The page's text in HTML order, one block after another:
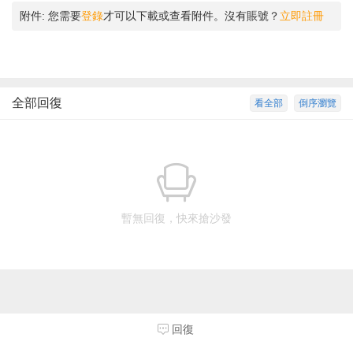
附件: 您需要登錄才可以下載或查看附件。沒有賬號？ 立即註冊
倒序瀏覽
看全部
全部回復
暫無回復，快來搶沙發
回復